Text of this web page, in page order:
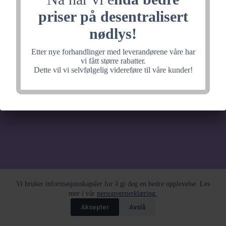
priser på desentralisert
nødlys!
Etter nye forhandlinger med leverandørene våre har
vi fått større rabatter.
Dette vil vi selvfølgelig videreføre til våre kunder!
Vi bruker informasjonskapsler for å gi deg en bedre opplevelse. Les
mer i vår personvernerklæring.
Aksepter
Avslå
noe fantastisk, velkommen
tilbake litt senere.